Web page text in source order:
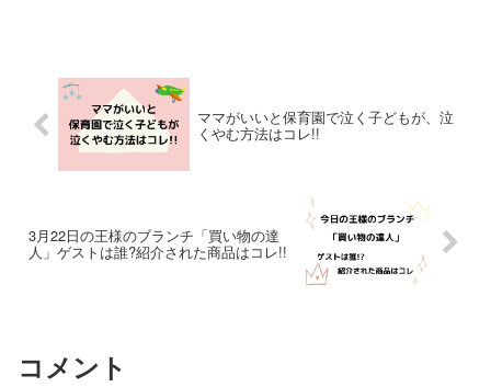
ママがいいと保育園で泣く子どもが、泣
くやむ方法はコレ!!
3月22日の王様のブランチ「買い物の達
人」ゲストは誰?紹介された商品はコレ!!
コメント